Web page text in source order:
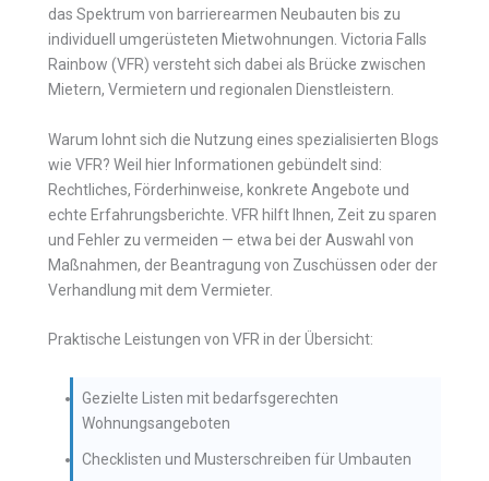
das Spektrum von barrierearmen Neubauten bis zu
individuell umgerüsteten Mietwohnungen. Victoria Falls
Rainbow (VFR) versteht sich dabei als Brücke zwischen
Mietern, Vermietern und regionalen Dienstleistern.
Warum lohnt sich die Nutzung eines spezialisierten Blogs
wie VFR? Weil hier Informationen gebündelt sind:
Rechtliches, Förderhinweise, konkrete Angebote und
echte Erfahrungsberichte. VFR hilft Ihnen, Zeit zu sparen
und Fehler zu vermeiden — etwa bei der Auswahl von
Maßnahmen, der Beantragung von Zuschüssen oder der
Verhandlung mit dem Vermieter.
Praktische Leistungen von VFR in der Übersicht:
Gezielte Listen mit bedarfsgerechten
Wohnungsangeboten
Checklisten und Musterschreiben für Umbauten